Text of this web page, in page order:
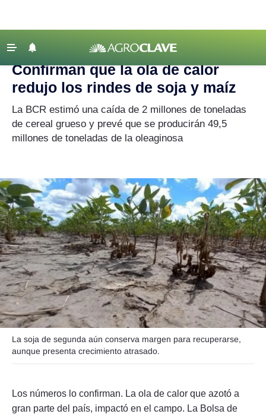
Agricultura
Lechería
Tecnología
Agenda
Regionales
Clima
Agronegocios
Mercados
Seguinos
‹ VOLVER
Agroclave Crónicas de Campaña | rindes
Confirman que la ola de calor
redujo los rindes de soja y maíz
La BCR estimó una caída de 2 millones de toneladas
de cereal grueso y prevé que se producirán 49,5
millones de toneladas de la oleaginosa
La soja de segunda aún conserva margen para recuperarse,
aunque presenta crecimiento atrasado.
Los números lo confirman. La ola de calor que azotó a
gran parte del país, impactó en el campo. La Bolsa de